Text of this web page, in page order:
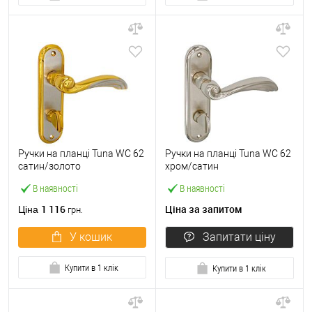
В наявності
Ручки на планці Tuna WC 62
сатин/золото
Ціна 1 116 грн.
У кошик
Купити в 1 клік
В наявності
Ручки на планці Tuna WC 62
хром/сатин
Ціна за запитом
Запитати ціну
Купити в 1 клік